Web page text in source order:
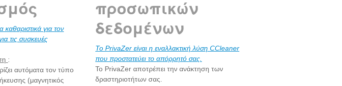
για τον
τις συσκευές
:
αυτόματα τον τύπο
(μαγνητικός
προσωπικών
δεδομένων
Το PrivaZer είναι η εναλλακτική λύση CCleaner
που προστατεύει το απόρρητό σας.
Το PrivaZer αποτρέπει την ανάκτηση των
δραστηριοτήτων σας.